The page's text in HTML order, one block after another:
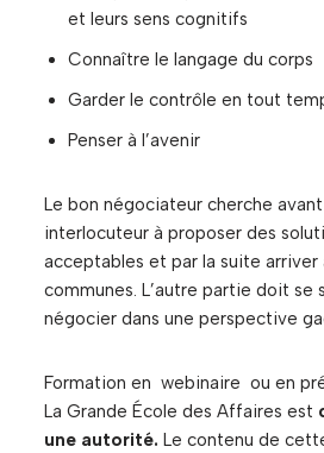
et leurs sens cognitifs
Connaître le langage du corps
Garder le contrôle en tout
Penser à l’avenir
Le bon négociateur cherche
interlocuteur à proposer des
acceptables et par la suite arriver
communes. L’autre partie doit se
négocier dans une perspective
Formation en webinaire ou en
La Grande École des Affaires est
une autorité. Le contenu de